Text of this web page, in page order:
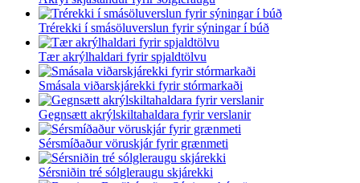
Trérekki í smásöluverslun fyrir sýningar í búð
Tær akrýlhaldari fyrir spjaldtölvu
Smásala viðarskjárekki fyrir stórmarkaði
Gegnsætt akrýlskiltahaldara fyrir verslanir
Sérsmíðaður vöruskjár fyrir grænmeti
Sérsniðin tré sólgleraugu skjárekki